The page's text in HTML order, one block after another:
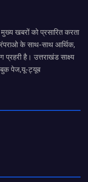
खबरों को प्रसारित करता
के साथ-साथ आर्थिक,
प्रहरी है। उत्तराखंड साक्ष्य
पेज,यू-ट्यूब